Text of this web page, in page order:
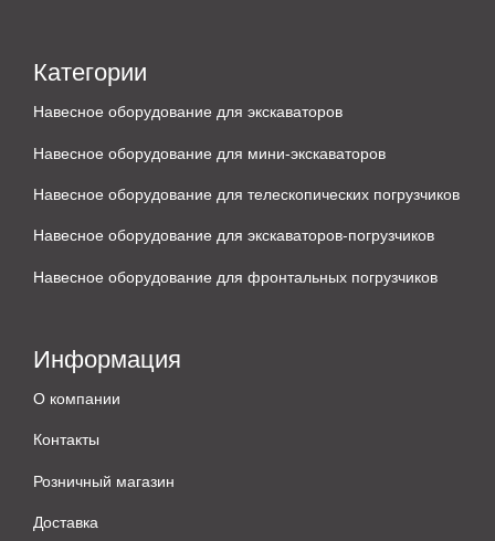
Категории
Навесное оборудование для экскаваторов
Навесное оборудование для мини-экскаваторов
Навесное оборудование для телескопических погрузчиков
Навесное оборудование для экскаваторов-погрузчиков
Навесное оборудование для фронтальных погрузчиков
Информация
О компании
Контакты
Розничный магазин
Доставка